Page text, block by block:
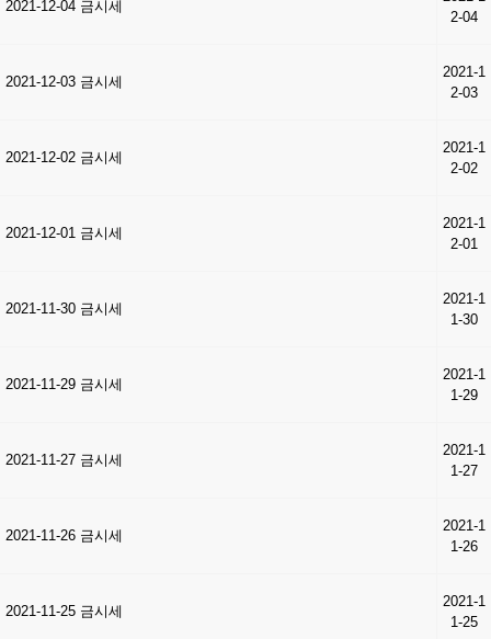
2021-12-04 금시세
2-04
2021-12-03 금시세
2021-1
2-03
2021-12-02 금시세
2021-1
2-02
2021-12-01 금시세
2021-1
2-01
2021-11-30 금시세
2021-1
1-30
2021-11-29 금시세
2021-1
1-29
2021-11-27 금시세
2021-1
1-27
2021-11-26 금시세
2021-1
1-26
2021-11-25 금시세
2021-1
1-25